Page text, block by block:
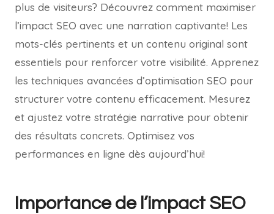
plus de visiteurs? Découvrez comment maximiser
l’impact SEO avec une narration captivante! Les
mots-clés pertinents et un contenu original sont
essentiels pour renforcer votre visibilité. Apprenez
les techniques avancées d’optimisation SEO pour
structurer votre contenu efficacement. Mesurez
et ajustez votre stratégie narrative pour obtenir
des résultats concrets. Optimisez vos
performances en ligne dès aujourd’hui!
Importance de l’impact SEO